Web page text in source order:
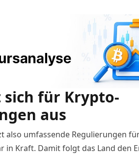
sich für Krypto-
aus
also umfassende Regulierungen
in Kraft. Damit folgt das Land den